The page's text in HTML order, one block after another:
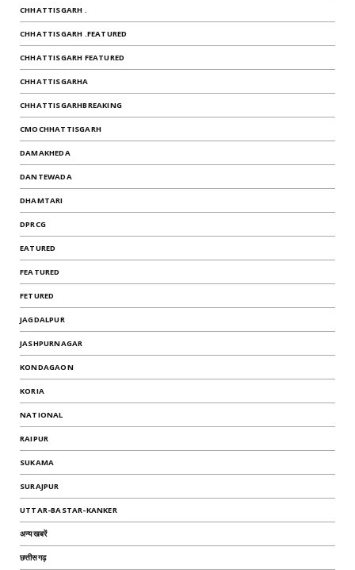
CHHATTISGARH .
CHHATTISGARH .FEATURED
CHHATTISGARH FEATURED
CHHATTISGARHA
CHHATTISGARHBREAKING
CMOCHHATTISGARH
DAMAKHEDA
DANTEWADA
DHAMTARI
DPRCG
EATURED
FEATURED
FETURED
JAGDALPUR
JASHPURNAGAR
KONDAGAON
KORIA
NATIONAL
RAIPUR
SUKAMA
SURAJPUR
UTTAR-BASTAR-KANKER
अन्यखबरें
छत्तीसगढ़